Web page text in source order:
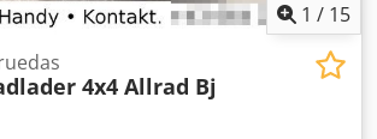
1 / 15
4x4 Allrad Bj